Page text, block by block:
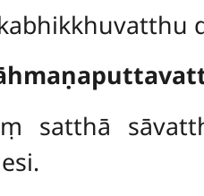
satthā